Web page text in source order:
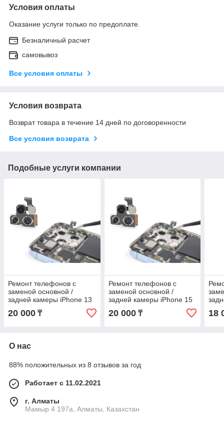
Условия оплаты
Оказание услуги только по предоплате.
Безналичный расчет
самовывоз
Все условия оплаты
Условия возврата
Возврат товара в течение 14 дней по договоренности
Все условия возврата
Подобные услуги компании
Ремонт телефонов с
заменой основной /
задней камеры iPhone 13
Pro оригинал
20 000 ₸
Ремонт телефонов с
заменой основной /
задней камеры iPhone 15
Pro оригинал
20 000₸ 18
О нас
88% положительных из 8 отзывов за год
Работает с 11.02.2021
г. Алматы
Мамыр 4 197а, Алматы, Казахстан